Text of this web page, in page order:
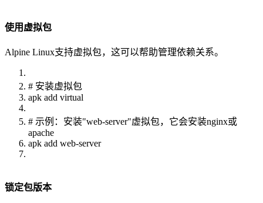
使用虚拟包
Alpine Linux支持虚拟包，这可以帮助管理依赖关系。
# 安装虚拟包
apk add virtual
# 示例：安装"web-server"虚拟包，它会安装nginx或
apache
apk add web-server
锁定包版本